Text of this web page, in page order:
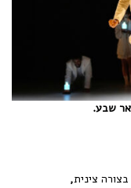
שבע.
צינית,